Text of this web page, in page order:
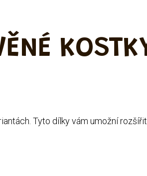
Tyto dílky vám umožní